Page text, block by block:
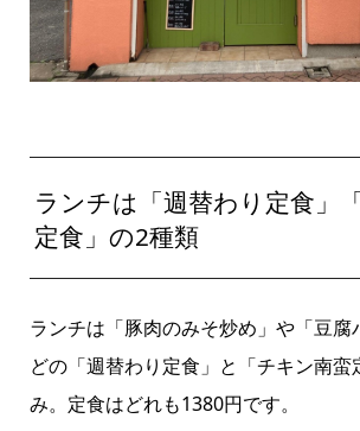
ランチは「週替わり定食」
定食」の2種類
ランチは「豚肉のみそ炒め」や「豆腐
どの「週替わり定食」と「チキン南
み。定食はどれも1380円です。